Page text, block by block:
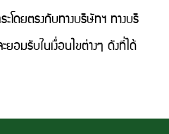
โดยตรงกับทางบริษัทฯ ทางบริ
อมรับในเงื่อนไขต่างๆ ดังที่ได้